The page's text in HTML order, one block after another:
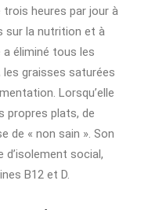
trois heures par jour à
sur la nutrition et à
a éliminé tous les
graisses saturées
Lorsqu’elle
propres plats, de
de « non sain ». Son
social,
B12 et D.